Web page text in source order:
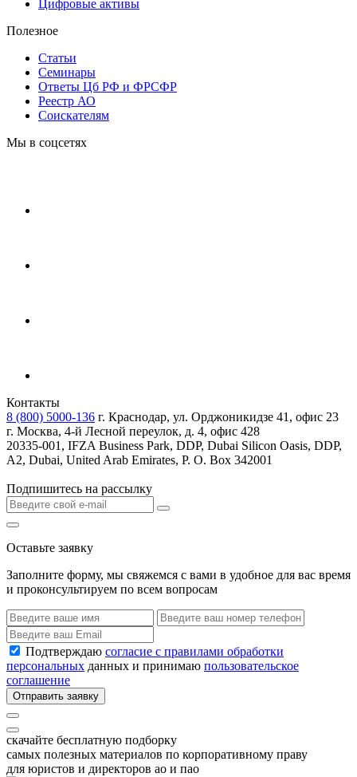
Цифровые активы
Полезное
Статьи
Cеминары
Ответы Цб РФ и ФРСФР
Реестр АО
Соискателям
Мы в соцсетях
Контакты
8 (800) 5000-136 г. Краснодар, ул. Орджоникидзе 41, офис 23
г. Москва, 4-й Лесной переулок, д. 4, офис 428
20335-001, IFZA Business Park, DDP, Dubai Silicon Oasis, DDP,
A2, Dubai, United Arab Emirates, P. O. Box 342001
Подпишитесь на рассылку
Оставьте заявку
Заполните форму, мы свяжемся с вами в удобное для вас время
и проконсультируем по всем вопросам
Подтверждаю согласие с правилами обработки
персональных данных и принимаю пользовательское
соглашение
Отправить заявку
скачайте бесплатную подборку
самых полезных материалов по корпоративному праву
для юристов и директоров ао и пао